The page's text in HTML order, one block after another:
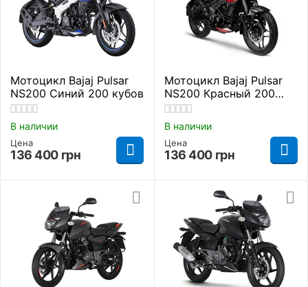
Мотоцикл Bajaj Pulsar
NS200 Синий 200 кубов
В наличии
Цена
136 400 грн
Мотоцикл Bajaj Pulsar
NS200 Красный 200
кубов
В наличии
Цена
136 400 грн